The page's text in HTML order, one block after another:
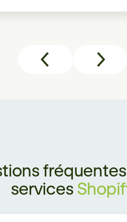
services